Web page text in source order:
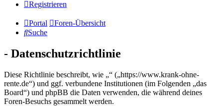
Registrieren
Portal
Foren-Übersicht
Suche
- Datenschutzrichtlinie
Diese Richtlinie beschreibt, wie „“ („https://www.krank-ohne-
rente.de“) und ggf. verbundene Institutionen (im Folgenden „das
Board“) und phpBB die Daten verwenden, die während deines
Foren-Besuchs gesammelt werden.